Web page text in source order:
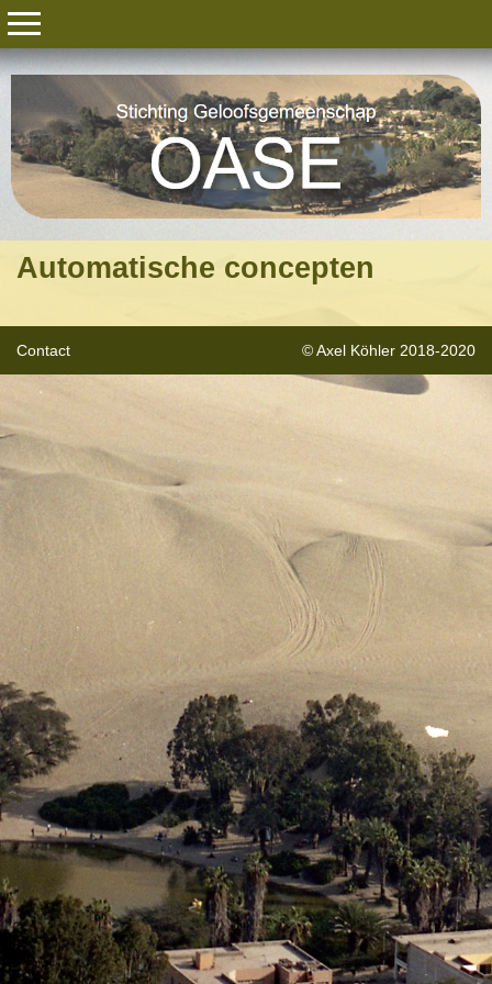
Automatische concepten
Contact © Axel Köhler 2018-2020